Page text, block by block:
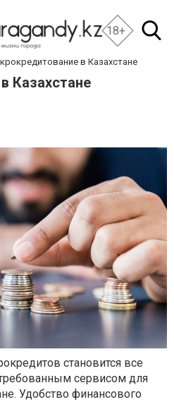
18+
в Казахстане
Казахстане
становится все
сервисом для
Удобство финансового